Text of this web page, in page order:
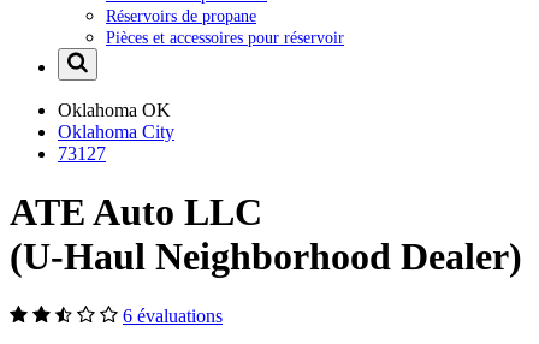
Réservoirs de propane
Pièces et accessoires pour réservoir
Oklahoma OK
Oklahoma City
73127
ATE Auto LLC
(U-Haul Neighborhood Dealer)
6 évaluations